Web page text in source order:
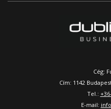
Cég:
Cím: 1142
Tel.:
E-mail: